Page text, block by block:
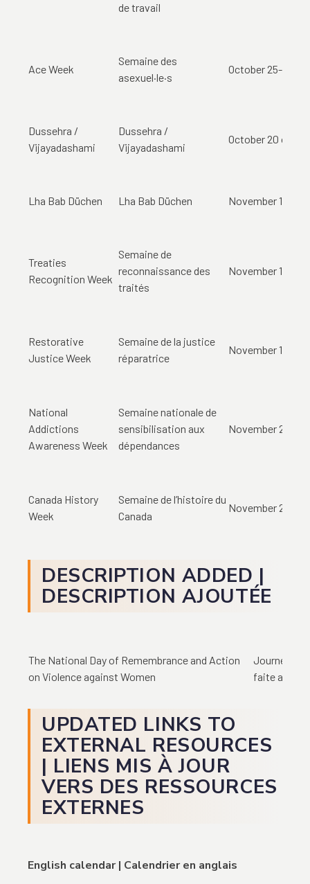
de travail
Ace Week
Semaine des
asexuel·le·s
October 25-31
Dussehra /
Vijayadashami
Dussehra /
Vijayadashami
October 20
Lha Bab Düchen Lha Bab Düchen November 1
Treaties
Recognition Week
Semaine de
reconnaissance des
traités
November 1-7
Restorative
Justice Week
Semaine de la justice
réparatrice
November 15-
National
Addictions
Awareness Week
Semaine nationale de
sensibilisation aux
dépendances
November 22-28
Canada History
Week
Semaine de l’histoire du
Canada
November 23-29
DESCRIPTION ADDED |
DESCRIPTION AJOUTÉE
The National Day of Remembrance and Action
on Violence against Women
Journée
faite aux
UPDATED LINKS TO
EXTERNAL RESOURCES
| LIENS MIS À JOUR
VERS DES RESSOURCES
EXTERNES
English calendar | Calendrier en anglais